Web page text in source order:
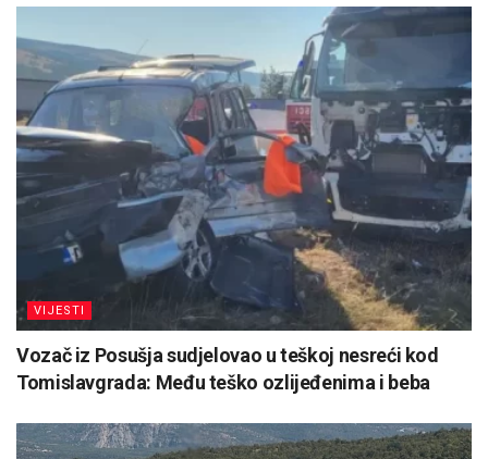
VIJESTI
Vozač iz Posušja sudjelovao u teškoj nesreći kod
Tomislavgrada: Među teško ozlijeđenima i beba